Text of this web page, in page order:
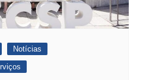
Notícias